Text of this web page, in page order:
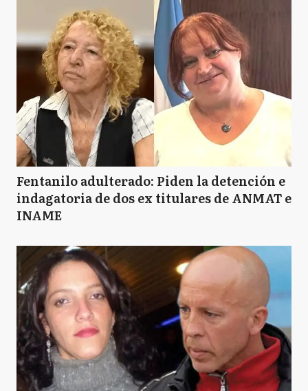
Fentanilo adulterado: Piden la detención e
indagatoria de dos ex titulares de ANMAT e
INAME